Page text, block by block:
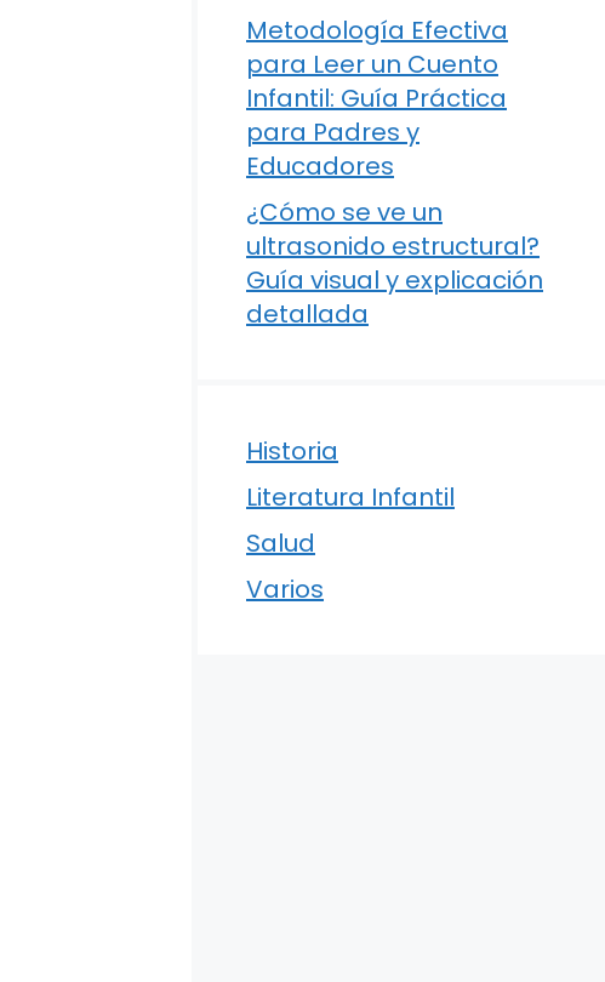
Metodología Efectiva
para Leer un Cuento
Infantil: Guía Práctica
para Padres y
Educadores
¿Cómo se ve un
ultrasonido estructural?
Guía visual y explicación
detallada
Historia
Literatura Infantil
Salud
Varios